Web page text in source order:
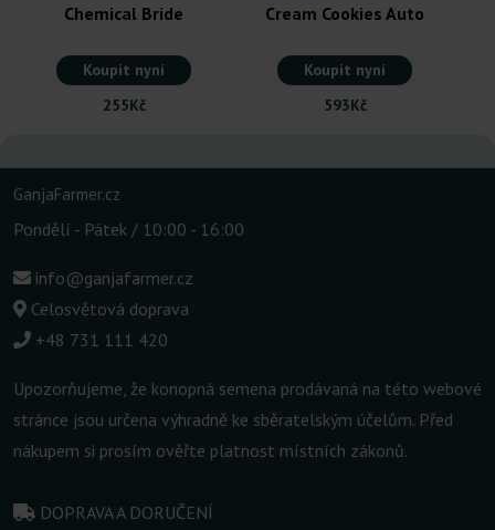
Chemical Bride
Koupit nyní
255Kč
Cream Cookies Auto
Koupit nyní
593Kč
GanjaFarmer.cz
Pondělí - Pátek / 10:00 - 16:00
info@ganjafarmer.cz
Celosvětová doprava
+48 731 111 420
Upozorňujeme, že konopná semena prodávaná na této webové
stránce jsou určena výhradně ke sběratelským účelům. Před
nákupem si prosím ověřte platnost místních zákonů.
DOPRAVA A DORUČENÍ